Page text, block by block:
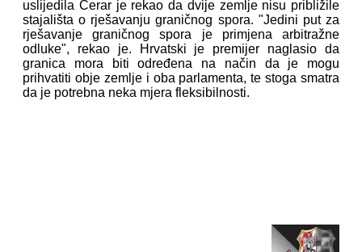
uslijedila Cerar je rekao da dvije zemlje nisu približile
stajališta o rješavanju graničnog spora. "Jedini put za
rješavanje graničnog spora je primjena arbitražne
odluke", rekao je. Hrvatski je premijer naglasio da
granica mora biti određena na način da je mogu
prihvatiti obje zemlje i oba parlamenta, te stoga smatra
da je potrebna neka mjera fleksibilnosti.